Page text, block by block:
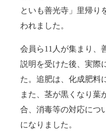
といも善光寺」里帰り
われました。
会員ら11人が集まり、
説明を受けた後、実際
た。追肥は、化成肥料
また、茎が黒くなり葉
合、消毒等の対応につ
になりました。